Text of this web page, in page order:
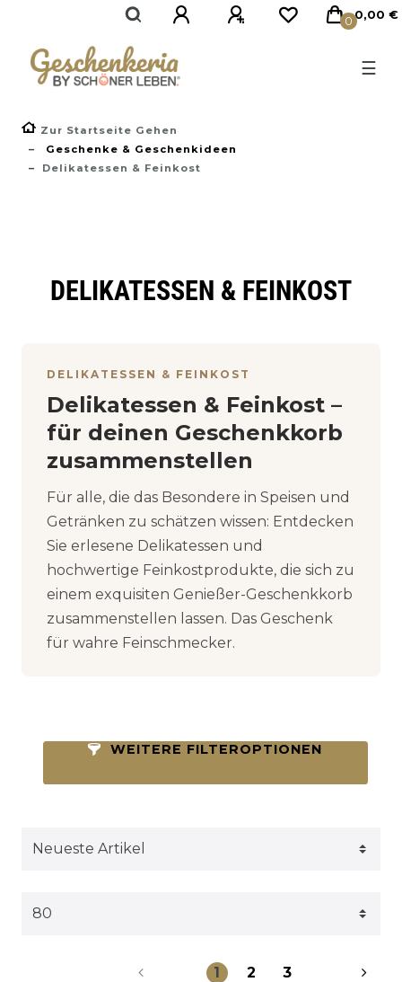
0 0,00 €
☰
Zur Startseite Gehen
Geschenke & Geschenkideen
Delikatessen & Feinkost
DELIKATESSEN & FEINKOST
DELIKATESSEN & FEINKOST
Delikatessen & Feinkost –
für deinen Geschenkkorb
zusammenstellen
Für alle, die das Besondere in Speisen und
Getränken zu schätzen wissen: Entdecken
Sie erlesene Delikatessen und
hochwertige Feinkostprodukte, die sich zu
einem exquisiten Genießer-Geschenkkorb
zusammenstellen lassen. Das Geschenk
für wahre Feinschmecker.
WEITERE FILTEROPTIONEN
1 2 3